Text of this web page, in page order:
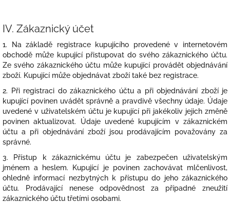
IV. Zákaznický účet
1. Na základě registrace kupujícího provedené v internetovém
obchodě může kupující přistupovat do svého zákaznického účtu.
Ze svého zákaznického účtu může kupující provádět objednávání
zboží. Kupující může objednávat zboží také bez registrace.
2. Při registraci do zákaznického účtu a při objednávání zboží je
kupující povinen uvádět správně a pravdivě všechny údaje. Údaje
uvedené v uživatelském účtu je kupující při jakékoliv jejich změně
povinen aktualizovat. Údaje uvedené kupujícím v zákaznickém
účtu a při objednávání zboží jsou prodávajícím považovány za
správné.
3. Přístup k zákaznickému účtu je zabezpečen uživatelským
jménem a heslem. Kupující je povinen zachovávat mlčenlivost,
ohledně informací nezbytných k přístupu do jeho zákaznického
účtu. Prodávající nenese odpovědnost za případné zneužití
zákaznického účtu třetími osobami.